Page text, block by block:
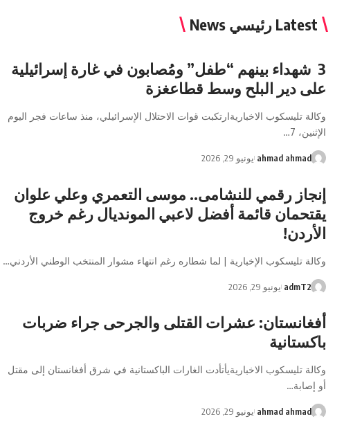
Latest رئيسي News
3 شهداء بينهم “طفل” ومُصابون في غارة إسرائيلية
على دير البلح وسط قطاعغزة
وكالة تليسكوب الاخباريةارتكبت قوات الاحتلال الإسرائيلي، منذ ساعات فجر اليوم
الإثنين، 7…
ahmad ahmad يونيو 29, 2026
إنجاز رقمي للنشامى.. موسى التعمري وعلي علوان
يقتحمان قائمة أفضل لاعبي المونديال رغم خروج
الأردن!
وكالة تليسكوب الإخبارية | لما شطاره ​رغم انتهاء مشوار المنتخب الوطني الأردني…
admT2 يونيو 29, 2026
أفغانستان: عشرات القتلى والجرحى جراء ضربات
باكستانية
وكالة تليسكوب الاخباريةيأتأدت الغارات الباكستانية في شرق أفغانستان إلى مقتل
أو إصابة…
ahmad ahmad يونيو 29, 2026